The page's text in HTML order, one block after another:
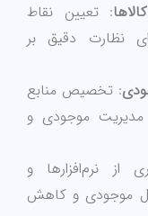
: تعیین نقاط
نظارت دقیق بر
: تخصیص منابع
مدیریت موجودی و
از نرم‌افزارها و
موجودی و کاهش